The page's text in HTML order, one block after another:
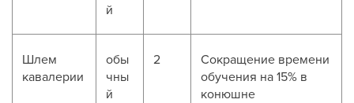
й
Шлем
кавалерии
обы
чны
й
2
Сокращение времени
обучения на 15% в
конюшне